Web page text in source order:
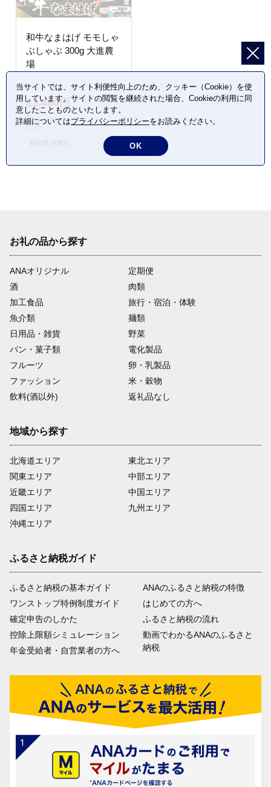
和牛なまはげ モモしゃ
ぶしゃぶ 300g 大進農
場
23,400円
お礼の品から探す
ANAオリジナル
定期便
酒
肉類
加工食品
旅行・宿泊・体験
魚介類
麺類
日用品・雑貨
野菜
パン・菓子類
電化製品
フルーツ
卵・乳製品
ファッション
米・穀物
飲料(酒以外)
返礼品なし
地域から探す
北海道エリア
関東エリア
近畿エリア
四国エリア
沖縄エリア
東北エリア
中部エリア
中国エリア
九州エリア
ふるさと納税ガイド
ふるさと納税の基本ガイド
ワンストップ特例制度ガイド
確定申告のしかた
控除上限額シミュレーション
年金受給者・自営業者の方へ
ANAのふるさと納税の特徴
はじめての方へ
ふるさと納税の流れ
動画でわかるANAのふるさと
納税
当サイトでは、サイト利便性向上のため、クッキー（Cookie）を使
用しています。サイトの閲覧を継続された場合、Cookieの利用に同
意したことものといたします。
詳細についてはプライバシーポリシーをお読みください。
OK